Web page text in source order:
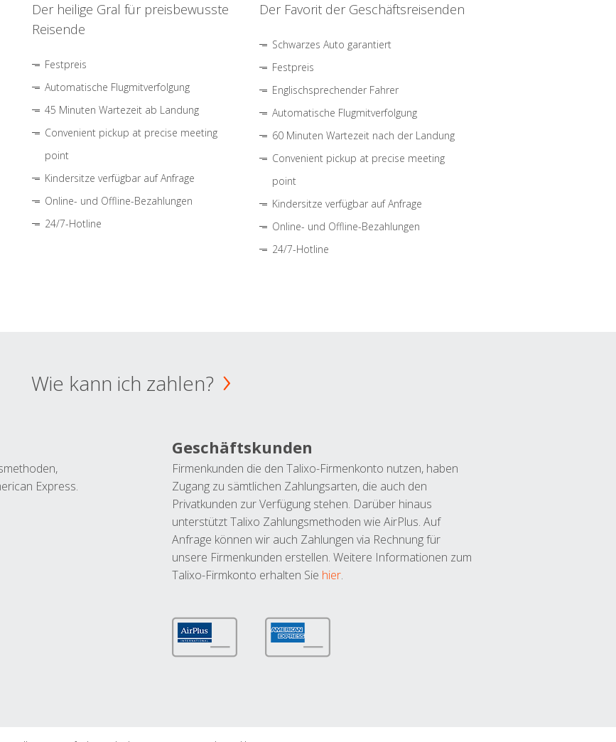
Der heilige Gral für preisbewusste
Reisende
Festpreis
Automatische Flugmitverfolgung
45 Minuten Wartezeit ab Landung
Convenient pickup at precise meeting
point
Kindersitze verfügbar auf Anfrage
Online- und Offline-Bezahlungen
24/7-Hotline
Der Favorit der Geschäftsreisenden
Schwarzes Auto garantiert
Festpreis
Englischsprechender Fahrer
Automatische Flugmitverfolgung
60 Minuten Wartezeit nach der Landung
Convenient pickup at precise meeting
point
Kindersitze verfügbar auf Anfrage
Online- und Offline-Bezahlungen
24/7-Hotline
Wie kann ich zahlen?
Express.
Geschäftskunden
Firmenkunden die den Talixo-Firmenkonto nutzen, haben
Zugang zu sämtlichen Zahlungsarten, die auch den
Privatkunden zur Verfügung stehen. Darüber hinaus
unterstützt Talixo Zahlungsmethoden wie AirPlus. Auf
Anfrage können wir auch Zahlungen via Rechnung für
unsere Firmenkunden erstellen. Weitere Informationen zum
Talixo-Firmkonto erhalten Sie hier.